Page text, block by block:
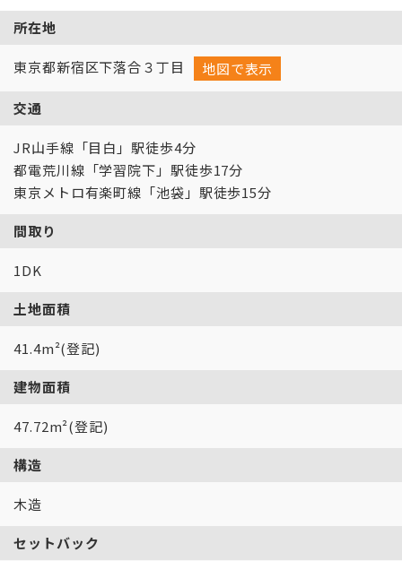
所在地
東京都新宿区下落合３丁目 地図で表示
交通
JR山手線「目白」駅徒歩4分
都電荒川線「学習院下」駅徒歩17分
東京メトロ有楽町線「池袋」駅徒歩15分
間取り
1DK
土地面積
41.4m²(登記)
建物面積
47.72m²(登記)
構造
木造
セットバック